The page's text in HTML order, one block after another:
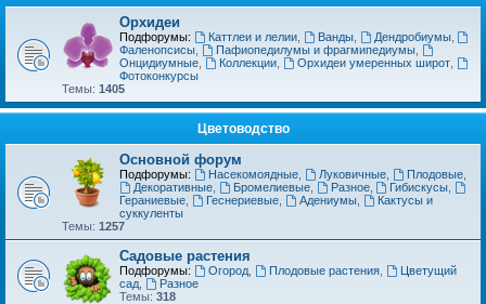
Орхидеи
Подфорумы: Каттлеи и лелии, Ванды, Дендробиумы,
Фаленопсисы
Пафиопедилумы и фрагмипедиумы,
Онцидиумные
Коллекции, Орхидеи умеренных широт,
Фотоконкурсы
Темы: 1405
Цветоводство
Основной форум
Подфорумы: Насекомоядные, Луковичные, Плодовые,
Декоративные, Бромелиевые, Разное, Гибискусы
Гераниевые
Геснериевые, Адениумы,
Кактусы и
суккуленты
Темы: 1257
Садовые растения
Подфорумы: Огород, Плодовые растения,
Цветущий
сад
Разное
Темы: 318